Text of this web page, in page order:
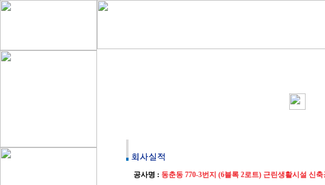
공사명 : 동춘동 770-3번지 (6블록 2로트) 근린생활시설 신축